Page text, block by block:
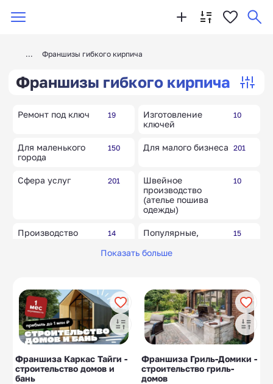
Франшизы гибкого кирпича
Франшизы гибкого кирпича
Ремонт под ключ 19
Изготовление
ключей
10
Для маленького
города
150 Для малого бизнеса 201
Сфера услуг 201
Швейное
производство
(ателье пошива
одежды)
10
Производство
14
Популярные,
15
Производство
моющих средств
10
Магазины
инструментов
11
Дом престарелых 10 Дом быта 10
Сантехника 5 Производство мыла
Показать больше
Франшиза Каркас Тайги -
строительство домов и
бань
Франшиза Гриль-Домики -
строительство гриль-
домов